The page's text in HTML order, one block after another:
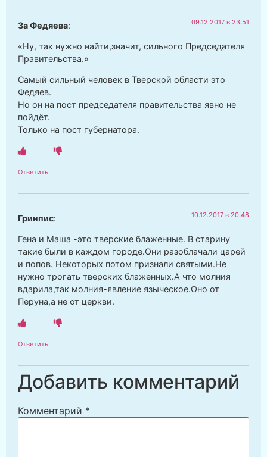
За Федяева: 09.12.2017 в 23:51
«Ну, так нужно найти,значит, сильного Председателя
Правительства.»
Самый сильный человек в Тверской области это
Федяев.
Но он на пост председателя правительства явно не
пойдёт.
Только на пост губернатора.
Ответить
Гринпис: 10.12.2017 в 20:48
Гена и Маша -это тверские блаженные. В старину
такие были в каждом городе.Они разоблачали царей
и попов. Некоторых потом признали святыми.Не
нужно трогать тверских блаженных.А что молния
вдарила,так молния-явление языческое.Оно от
Перуна,а не от церкви.
Ответить
Добавить комментарий
Комментарий *